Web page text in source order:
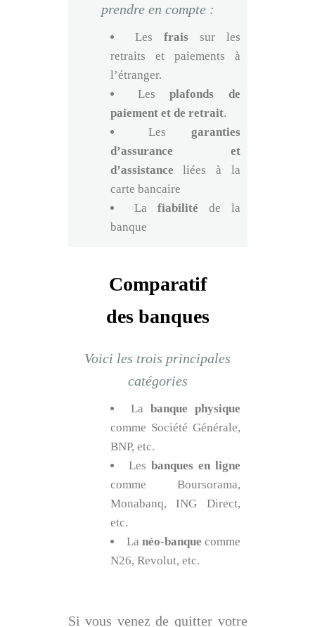
prendre en compte :
Les frais sur les
retraits et paiements à
l’étranger.
Lesplafonds
de
paiement et de retrait.
Les garanties
d’assurance et
d’assistance liées à la
carte bancaire
La fiabilité de la
banque
Comparatif
des banques
Voici les trois principales
catégories
La banque physique
comme Société Générale,
BNP, etc.
Les banques en ligne
comme Boursorama,
Monabanq, ING Direct,
etc.
La néo-banque comme
N26, Revolut, etc.
Si vous venez de quitter votre